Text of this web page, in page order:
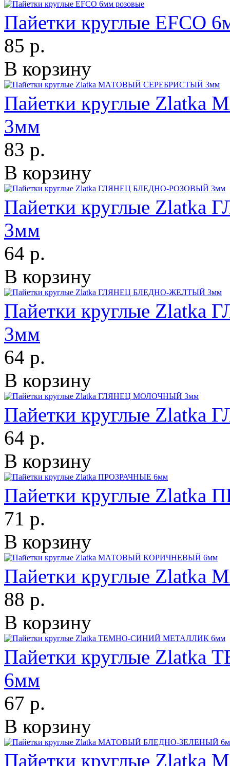
Пайетки круглые EFCO
85 р.
В корзину
Пайетки круглые
3мм
83 р.
В корзину
Пайетки круглые
3мм
64 р.
В корзину
Пайетки круглые
3мм
64 р.
В корзину
Пайетки круглые
64 р.
В корзину
Пайетки круглые
71 р.
В корзину
Пайетки круглые
88 р.
В корзину
Пайетки круглые
6мм
67 р.
В корзину
Пайетки круглые